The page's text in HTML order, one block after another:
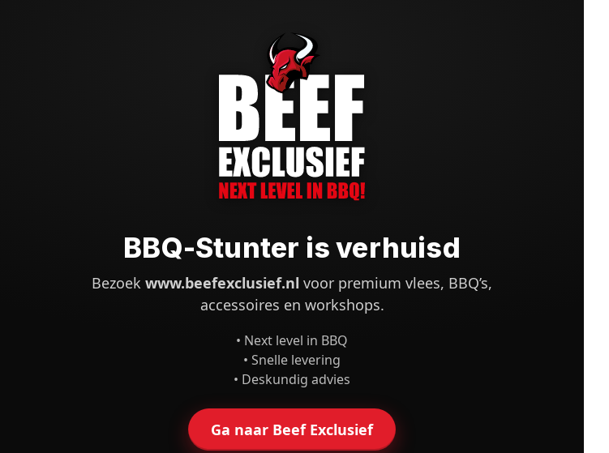
BBQ-Stunter is verhuisd
Bezoek www.beefexclusief.nl voor premium vlees, BBQ’s,
accessoires en workshops.
• Next level in BBQ
• Snelle levering
• Deskundig advies
Ga naar Beef Exclusief